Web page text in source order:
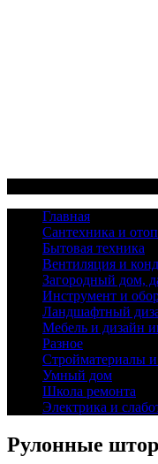
Главная
Сантехника и
Бытовая техника
Вентиляция и
Загородный дом,
Инструмент и
Ландшафтный
Мебель и дизайн
Разное
Стройматериалы
Умный дом
Школа ремонта
Электрика и
Рулонные